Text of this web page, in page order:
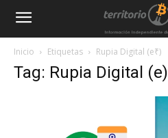
Inicio Etiquetas Rupia Digital (e₹)
Tag: Rupia Digital (e₹)